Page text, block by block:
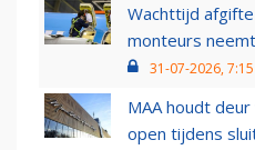
Wachttijd
monteurs
31-07-2026, 7:15
MAA houdt
open tijdens